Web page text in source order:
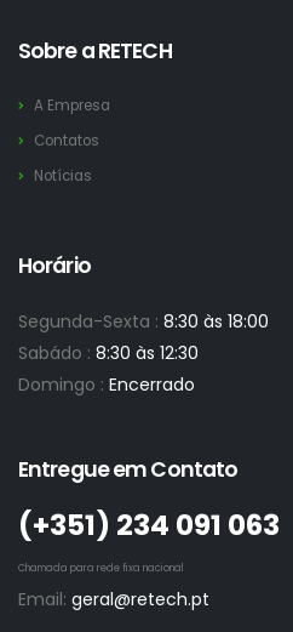
Sobre a RETECH
A Empresa
Contatos
Notícias
Horário
Segunda-Sexta : 8:30 às 18:00
Sabádo : 8:30 às 12:30
Domingo : Encerrado
Entregue em Contato
(+351)­ 234 091 063
Chamada para rede fixa nacional
Email: geral@retech.pt